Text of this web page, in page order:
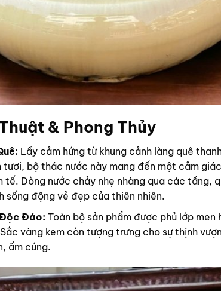
& Phong Thủy
Lấy cảm hứng từ khung cảnh làng quê
tươi, bộ thác nước này mang đến một cảm
tế. Dòng nước chảy nhẹ nhàng qua các tầng,
sống động vẻ đẹp của thiên nhiên.
Độc Đáo: Toàn bộ sản phẩm được phủ lớp men
Sắc vàng kem còn tượng trưng cho sự thịnh
ấm cúng.